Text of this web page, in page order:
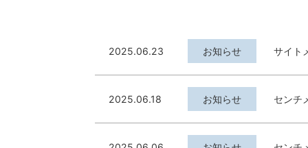
2025.06.23 お知らせ サイト
2025.06.18 お知らせ センチ